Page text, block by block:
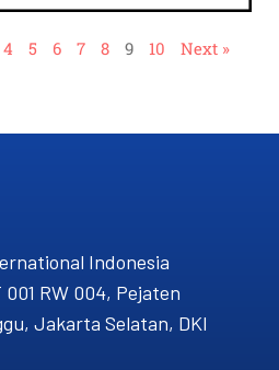
4 5 6 7 8 9 10 Next »
Indonesia
RW 004, Pejaten
Jakarta Selatan, DKI